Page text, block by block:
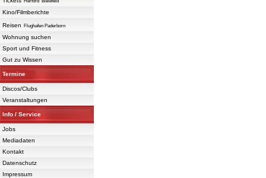
Kino/Filmberichte
Reisen
Flughafen Paderborn
Wohnung suchen
Sport und Fitness
Gut zu Wissen
Termine
Discos/Clubs
Veranstaltungen
Info / Service
Jobs
Mediadaten
Kontakt
Datenschutz
Impressum